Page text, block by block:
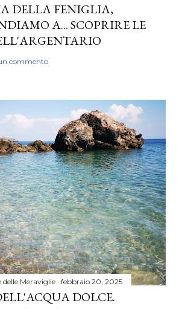
DELLA FENIGLIA,
A... SCOPRIRE LE
commento
delle Meraviglie febbraio 20, 2025
DOLCE.